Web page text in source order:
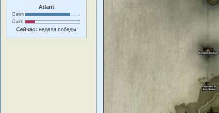
Atlant
Dawn
Dusk
Сейчас: неделя победы